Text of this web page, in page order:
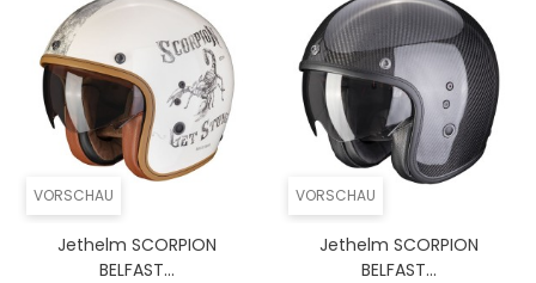
VORSCHAU
Jethelm SCORPION
BELFAST...
VORSCHAU
Jethelm SCORPION
BELFAST...